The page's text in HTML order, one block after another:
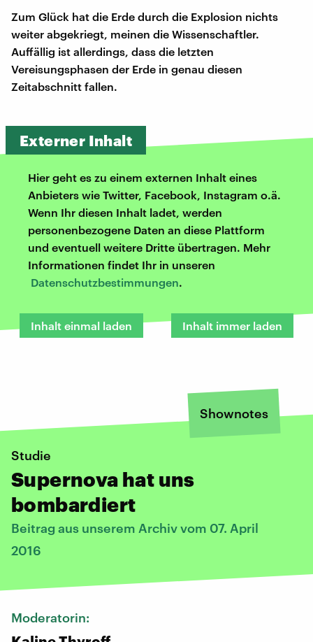
Zum Glück hat die Erde durch die Explosion nichts
weiter abgekriegt, meinen die Wissenschaftler.
Auffällig ist allerdings, dass die letzten
Vereisungsphasen der Erde in genau diesen
Zeitabschnitt fallen.
Externer Inhalt
Hier geht es zu einem externen Inhalt eines
Anbieters wie Twitter, Facebook, Instagram o.ä.
Wenn Ihr diesen Inhalt ladet, werden
personenbezogene Daten an diese Plattform
und eventuell weitere Dritte übertragen. Mehr
Informationen findet Ihr in unseren
Datenschutzbestimmungen.
Inhalt einmal laden Inhalt immer laden
Shownotes
Studie
Supernova hat uns
bombardiert
Beitrag aus unserem Archiv vom 07. April
2016
Moderatorin: